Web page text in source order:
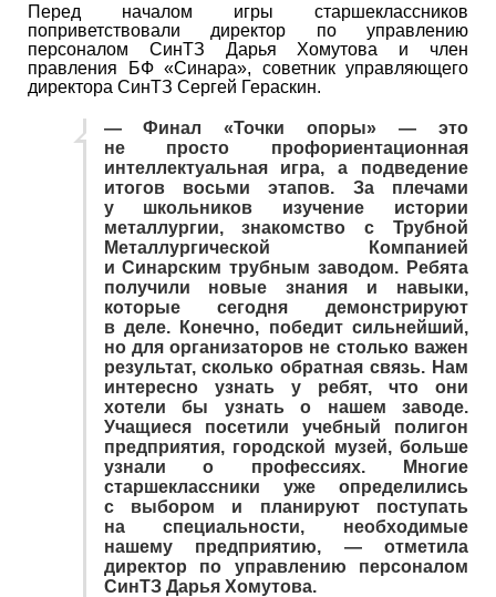
Перед началом игры старшеклассников
поприветствовали директор по управлению
персоналом СинТЗ Дарья Хомутова и член
правления БФ «Синара», советник управляющего
директора СинТЗ Сергей Гераскин.
— Финал «Точки опоры» — это
не просто профориентационная
интеллектуальная игра, а подведение
итогов восьми этапов. За плечами
у школьников изучение истории
металлургии, знакомство с Трубной
Металлургической Компанией
и Синарским трубным заводом. Ребята
получили новые знания и навыки,
которые сегодня демонстрируют
в деле. Конечно, победит сильнейший,
но для организаторов не столько важен
результат, сколько обратная связь. Нам
интересно узнать у ребят, что они
хотели бы узнать о нашем заводе.
Учащиеся посетили учебный полигон
предприятия, городской музей, больше
узнали о профессиях. Многие
старшеклассники уже определились
с выбором и планируют поступать
на специальности, необходимые
нашему предприятию, — отметила
директор по управлению персоналом
СинТЗ Дарья Хомутова.